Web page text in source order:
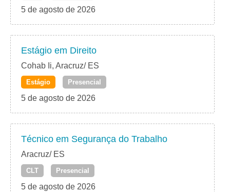
5 de agosto de 2026
Estágio em Direito
Cohab Ii, Aracruz/ ES
Estágio Presencial
5 de agosto de 2026
Técnico em Segurança do Trabalho
Aracruz/ ES
CLT Presencial
5 de agosto de 2026